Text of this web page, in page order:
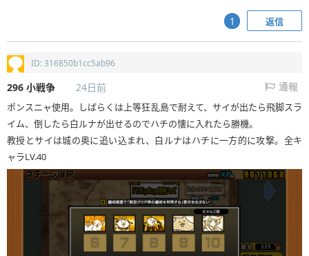
返信
1
ID: 316850b1cc5ab96
296 小戦争 24日前 通報
ポンスニャ使用。しばらくは上等狂乱島で耐えて、サイが出たら飛脚スラ
イム、倒したら白ルナが出せるのでハチの懐に入れたら勝機。
教授とサイは城の奥に追い込まれ、白ルナはハチに一方的に攻撃。全キ
ャラLV.40